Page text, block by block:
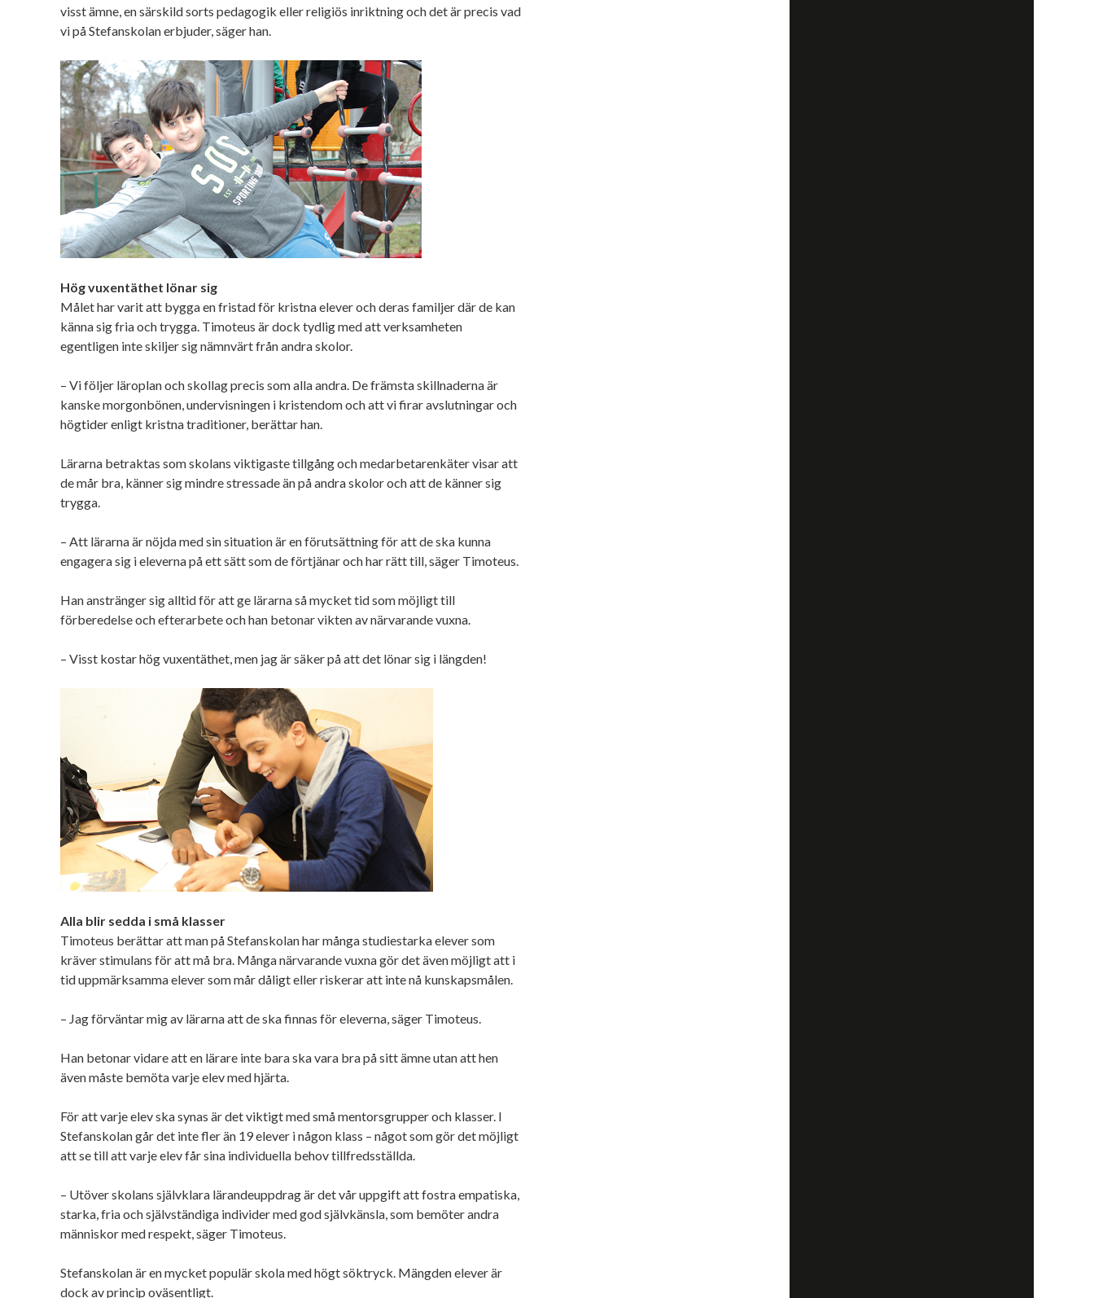
visst ämne, en särskild sorts pedagogik eller religiös inriktning och det är precis vad
vi på Stefanskolan erbjuder, säger han.
Hög vuxentäthet lönar sig
Målet har varit att bygga en fristad för kristna elever och deras familjer där de kan
känna sig fria och trygga. Timoteus är dock tydlig med att verksamheten
egentligen inte skiljer sig nämnvärt från andra skolor.
– Vi följer läroplan och skollag precis som alla andra. De främsta skillnaderna är
kanske morgonbönen, undervisningen i kristendom och att vi firar avslutningar och
högtider enligt kristna traditioner, berättar han.
Lärarna betraktas som skolans viktigaste tillgång och medarbetarenkäter visar att
de mår bra, känner sig mindre stressade än på andra skolor och att de känner sig
trygga.
– Att lärarna är nöjda med sin situation är en förutsättning för att de ska kunna
engagera sig i eleverna på ett sätt som de förtjänar och har rätt till, säger Timoteus.
Han anstränger sig alltid för att ge lärarna så mycket tid som möjligt till
förberedelse och efterarbete och han betonar vikten av närvarande vuxna.
– Visst kostar hög vuxentäthet, men jag är säker på att det lönar sig i längden!
Alla blir sedda i små klasser
Timoteus berättar att man på Stefanskolan har många studiestarka elever som
kräver stimulans för att må bra. Många närvarande vuxna gör det även möjligt att i
tid uppmärksamma elever som mår dåligt eller riskerar att inte nå kunskapsmålen.
– Jag förväntar mig av lärarna att de ska finnas för eleverna, säger Timoteus.
Han betonar vidare att en lärare inte bara ska vara bra på sitt ämne utan att hen
även måste bemöta varje elev med hjärta.
För att varje elev ska synas är det viktigt med små mentorsgrupper och klasser. I
Stefanskolan går det inte fler än 19 elever i någon klass – något som gör det möjligt
att se till att varje elev får sina individuella behov tillfredsställda.
– Utöver skolans självklara lärandeuppdrag är det vår uppgift att fostra empatiska,
starka, fria och självständiga individer med god självkänsla, som bemöter andra
människor med respekt, säger Timoteus.
Stefanskolan är en mycket populär skola med högt söktryck. Mängden elever är
dock av princip oväsentligt.